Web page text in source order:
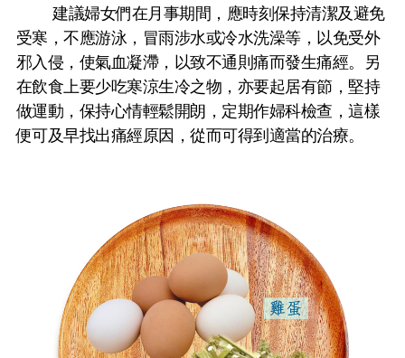
建議婦女們在月事期間，應時刻保持清潔及避免
受寒，不應游泳，冒雨涉水或冷水洗澡等，以免受外
邪入侵，使氣血凝滯，以致不通則痛而發生痛經。另
在飲食上要少吃寒涼生冷之物，亦要起居有節，堅持
做運動，保持心情輕鬆開朗，定期作婦科檢查，這樣
便可及早找出痛經原因，從而可得到適當的治療。